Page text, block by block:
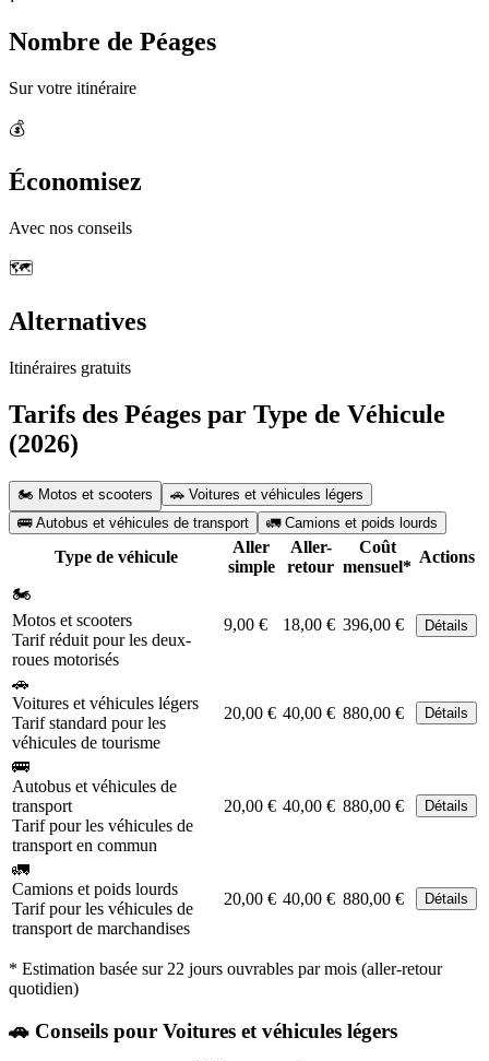
Nombre de Péages
Sur votre itinéraire
💰
Économisez
Avec nos conseils
🗺️
Alternatives
Itinéraires gratuits
Tarifs des Péages par Type de Véhicule
(2026)
🏍️ Motos et scooters
🚗 Voitures et véhicules légers
🚌 Autobus et véhicules de transport
🚛 Camions et poids lourds
Type de véhicule
Aller
simple
Aller-
retour
Coût
mensuel*
Actions
🏍️
Motos et scooters
Tarif réduit pour les deux-
roues motorisés
9,00 € 18,00 € 396,00 € Détails
🚗
Voitures et véhicules légers
Tarif standard pour les
véhicules de tourisme
20,00 € 40,00 € 880,00 € Détails
🚌
Autobus et véhicules de
transport
Tarif pour les véhicules de
transport en commun
20,00 € 40,00 € 880,00 € Détails
🚛
Camions et poids lourds
Tarif pour les véhicules de
transport de marchandises
20,00 € 40,00 € 880,00 € Détails
* Estimation basée sur 22 jours ouvrables par mois (aller-retour
quotidien)
🚗 Conseils pour Voitures et véhicules légers